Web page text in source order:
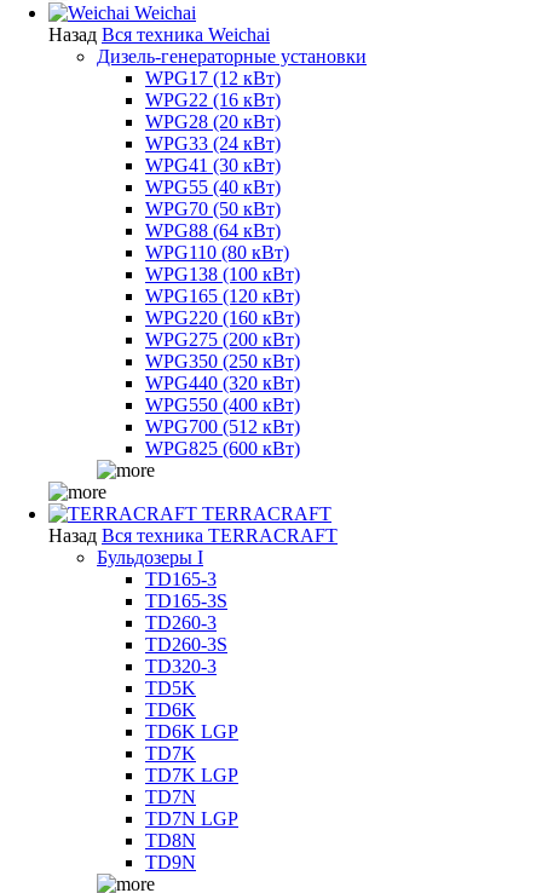
Weichai
Назад Вся техника Weichai
Дизель-генераторные установки
WPG17 (12 кВт)
WPG22 (16 кВт)
WPG28 (20 кВт)
WPG33 (24 кВт)
WPG41 (30 кВт)
WPG55 (40 кВт)
WPG70 (50 кВт)
WPG88 (64 кВт)
WPG110 (80 кВт)
WPG138 (100 кВт)
WPG165 (120 кВт)
WPG220 (160 кВт)
WPG275 (200 кВт)
WPG350 (250 кВт)
WPG440 (320 кВт)
WPG550 (400 кВт)
WPG700 (512 кВт)
WPG825 (600 кВт)
TERRACRAFT
Назад Вся техника TERRACRAFT
Бульдозеры I
TD165-3
TD165-3S
TD260-3
TD260-3S
TD320-3
TD5K
TD6K
TD6K LGP
TD7K
TD7K LGP
TD7N
TD7N LGP
TD8N
TD9N